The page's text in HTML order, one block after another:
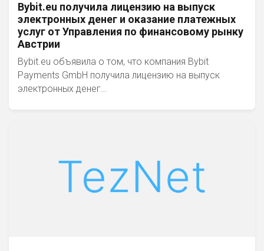
Bybit.eu получила лицензию на выпуск
электронных денег и оказание платежных
услуг от Управления по финансовому рынку
Австрии
Bybit.eu объявила о том, что компания Bybit
Payments GmbH получила лицензию на выпуск
электронных денег…